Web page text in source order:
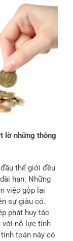
lờ những thông
thế giới đều
hạn. Những
việc gộp lại
sự giàu có.
phát huy tác
với nỗ lực tính
toán này có